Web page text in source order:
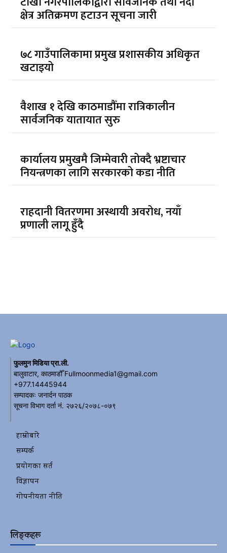
क्षेत्र अतिक्रमण हटाउन सूचना जारी
७८ गाउँपालिकामा प्रमुख प्रशासकीय अधिकृत
खटाइयो
वैशाख १ देखि काठमाडौँमा रात्रिकालीन
सार्वजनिक यातायात सुरु
कार्यालय प्रमुखमै जिम्मेवारी तोक्दै भ्रष्टाचार
नियन्त्रणका लागि सरकारको कडा नीति
राहदानी वितरणमा अस्थायी अवरोध, नयाँ
प्रणाली लागू हुँदै
फुलमुन मिडिया प्रा.ली.
बालुवाटार, काठमाडौँ Fullmoonmedia1@gmail.com
+977.14445944
सम्पादकः जनार्दन पाठक
सूचना विभाग दर्ता नं. २७२६/२०७८-०७९
हाम्रोबारे
सम्पर्क
प्रयोगका सर्त
विज्ञापन
गोपनीयता नीति
लिङ्कहरू